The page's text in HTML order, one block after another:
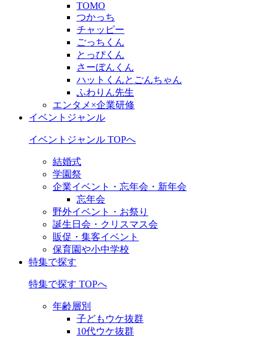
TOMO
つかっち
チャッピー
ごっちくん
とっぴくん
さーぼんくん
ハットくんとごんちゃん
ふわりん先生
エンタメ×企業研修
イベントジャンル
イベントジャンル TOPへ
結婚式
学園祭
企業イベント・忘年会・新年会
忘年会
野外イベント・お祭り
誕生日会・クリスマス会
販促・集客イベント
保育園や小中学校
特集で探す
特集で探す TOPへ
年齢層別
子どもウケ抜群
10代ウケ抜群